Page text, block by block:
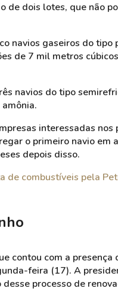
de dois lotes, que não
navios gaseiros do
de 7 mil metros
navios do tipo
interessadas
o primeiro navio em
depois disso.
de combustíveis pela
contou com a presença
feira (17). A
desse processo de